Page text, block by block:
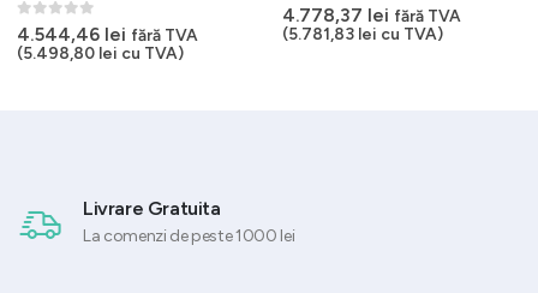
0out of 5
4.544,46 lei fără TVA
(5.498,80 lei cu TVA)
0out of 5
4.778,37 lei fără TVA
(5.781,83 lei cu TVA)
Livrare Gratuita
La comenzi de peste 1000 lei